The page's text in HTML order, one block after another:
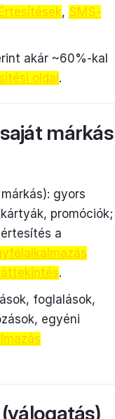
, SMS-
akár ~60%-kal
oldal.
márkás
gyors
promóciók;
a
.
foglalások,
egyéni